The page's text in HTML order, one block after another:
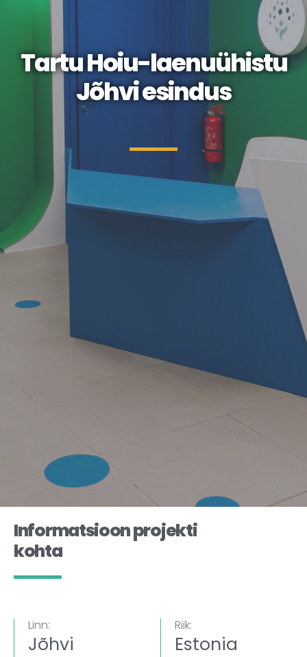
Tartu Hoiu-laenuühistu
Jõhvi esindus
Informatsioon projekti
kohta
Linn:
Jõhvi
Riik:
Estonia